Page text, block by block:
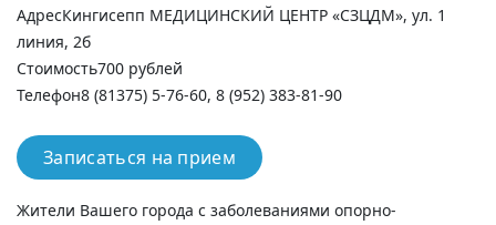
АдресКингисепп МЕДИЦИНСКИЙ ЦЕНТР «СЗЦДМ», ул. 1
линия, 2б
Стоимость700 рублей
Телефон8 (81375) 5-76-60, 8 (952) 383-81-90
Записаться на прием
Жители Вашего города с заболеваниями опорно-